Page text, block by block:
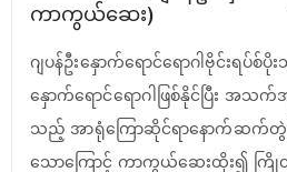
ကာကွယ်ဆေး)
ဂျပန်ဦးနှောက်ရောင်ရောဂါဗိုင်းရပ်စ်
နှောက်ရောင်ရောဂါဖြစ်နိုင်ပြီး အသက်အ
သည့် အာရုံကြောဆိုင်ရာနောက်ဆက်တွဲပြ
သောကြောင့် ကာကွယ်ဆေးထိုး၍ က